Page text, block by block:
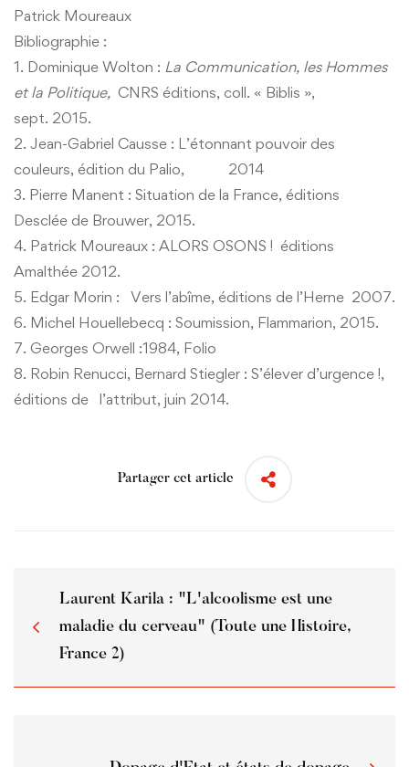
Patrick Moureaux
Bibliographie :
1. Dominique Wolton : La Communication, les Hommes
et la Politique, CNRS éditions, coll. « Biblis »,
sept. 2015.
2. Jean-Gabriel Causse : L’étonnant pouvoir des
couleurs, édition du Palio, 2014
3. Pierre Manent : Situation de la France, éditions
Desclée de Brouwer, 2015.
4. Patrick Moureaux : ALORS OSONS ! éditions
Amalthée 2012.
5. Edgar Morin : Vers l’abîme, éditions de l’Herne 2007.
6. Michel Houellebecq : Soumission, Flammarion, 2015.
7. Georges Orwell :1984, Folio
8. Robin Renucci, Bernard Stiegler : S’élever d’urgence !,
éditions de l’attribut, juin 2014.
Partager cet article
Laurent Karila : "L'alcoolisme est une
maladie du cerveau" (Toute une Histoire,
France 2)